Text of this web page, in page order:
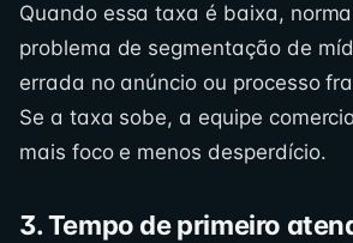
Quando essa taxa é baixa,
problema de segmentação de
errada no anúncio ou processo
Se a taxa sobe, a equipe
mais foco e menos desperdício.
3. Tempo de primeiro